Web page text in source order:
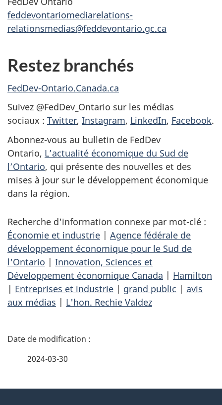
feddevontariomediarelations-
relationsmedias@feddevontario.gc.ca
Restez branchés
FedDev-Ontario.Canada.ca
Suivez @FedDev_Ontario sur les médias
sociaux : Twitter, Instagram, LinkedIn, Facebook.
Abonnez-vous au bulletin de FedDev
Ontario, L’actualité économique du Sud de
l’Ontario, qui présente des nouvelles et des
mises à jour sur le développement économique
dans la région.
Recherche d'information connexe par mot-clé :
Économie et industrie | Agence fédérale de
développement économique pour le Sud de
l'Ontario | Innovation, Sciences et
Développement économique Canada | Hamilton
| Entreprises et industrie | grand public | avis
aux médias | L'hon. Rechie Valdez
D
2024-03-30